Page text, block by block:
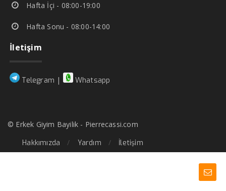
Hafta İçi - 08:00-19:00
Hafta Sonu - 08:00-14:00
İletişim
Telegram | Whatsapp
© Erkek Giyim Bayilik - Pierrecassi.com
Hakkımızda
Yardım İletişim